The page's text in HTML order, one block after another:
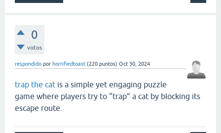
0
votos
respondido por horrifiedtoast (220 puntos) Oct 30, 2024
trap the cat is a simple yet engaging puzzle
game where players try to “trap” a cat by blocking its
escape route.